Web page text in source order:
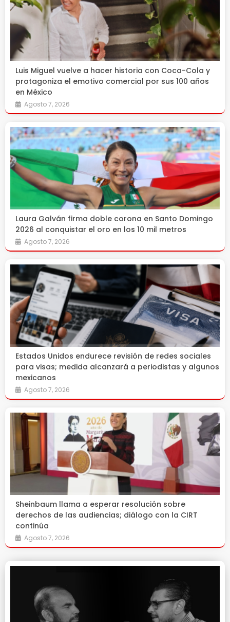
Luis Miguel vuelve a hacer historia con Coca-Cola y
protagoniza el emotivo comercial por sus 100 años
en México
Agosto 7, 2026
Laura Galván firma doble corona en Santo Domingo
2026 al conquistar el oro en los 10 mil metros
Agosto 7, 2026
Estados Unidos endurece revisión de redes sociales
para visas; medida alcanzará a periodistas y algunos
mexicanos
Agosto 7, 2026
Sheinbaum llama a esperar resolución sobre
derechos de las audiencias; diálogo con la CIRT
continúa
Agosto 7, 2026